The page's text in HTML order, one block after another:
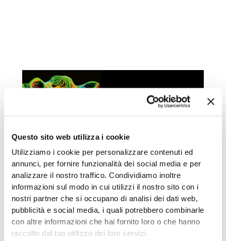
Questo sito web utilizza i cookie
Utilizziamo i cookie per personalizzare contenuti ed
annunci, per fornire funzionalità dei social media e per
analizzare il nostro traffico. Condividiamo inoltre
informazioni sul modo in cui utilizzi il nostro sito con i
nostri partner che si occupano di analisi dei dati web,
pubblicità e social media, i quali potrebbero combinarle
con altre informazioni che hai fornito loro o che hanno
raccolto dal tuo utilizzo dei loro servizi.
ISCRIVITI ALLA NEWSLETTER
per restare sempre aggiornato sulle ultime